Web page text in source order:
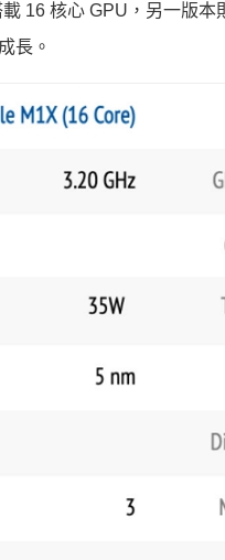
16 核心 GPU，另一版
長。